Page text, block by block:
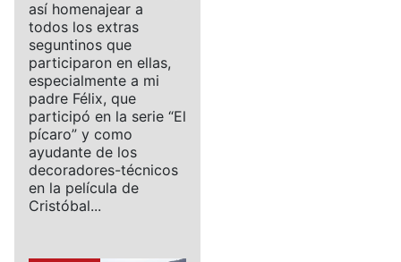
así homenajear a
todos los extras
seguntinos que
participaron en ellas,
especialmente a mi
padre Félix, que
participó en la serie “El
pícaro” y como
ayudante de los
decoradores-técnicos
en la película de
Cristóbal...